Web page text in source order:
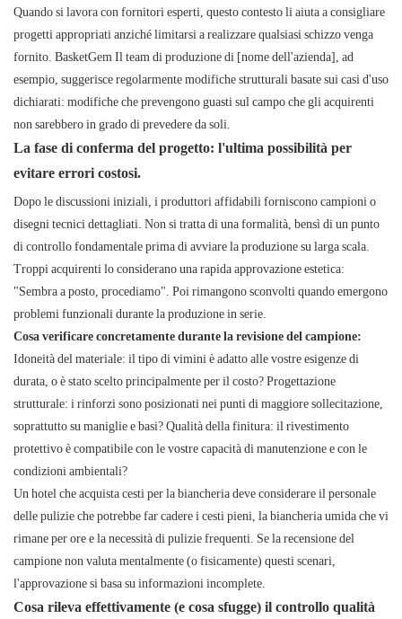
Quando si lavora con fornitori esperti, questo contesto li aiuta a consigliare
progetti appropriati anziché limitarsi a realizzare qualsiasi schizzo venga
fornito. BasketGem Il team di produzione di [nome dell'azienda], ad
esempio, suggerisce regolarmente modifiche strutturali basate sui casi d'uso
dichiarati: modifiche che prevengono guasti sul campo che gli acquirenti
non sarebbero in grado di prevedere da soli.
La fase di conferma del progetto: l'ultima possibilità per
evitare errori costosi.
Dopo le discussioni iniziali, i produttori affidabili forniscono campioni o
disegni tecnici dettagliati. Non si tratta di una formalità, bensì di un punto
di controllo fondamentale prima di avviare la produzione su larga scala.
Troppi acquirenti lo considerano una rapida approvazione estetica:
"Sembra a posto, procediamo". Poi rimangono sconvolti quando emergono
problemi funzionali durante la produzione in serie.
Cosa verificare concretamente durante la revisione del campione:
Idoneità del materiale: il tipo di vimini è adatto alle vostre esigenze di
durata, o è stato scelto principalmente per il costo? Progettazione
strutturale: i rinforzi sono posizionati nei punti di maggiore sollecitazione,
soprattutto su maniglie e basi? Qualità della finitura: il rivestimento
protettivo è compatibile con le vostre capacità di manutenzione e con le
condizioni ambientali?
Un hotel che acquista cesti per la biancheria deve considerare il personale
delle pulizie che potrebbe far cadere i cesti pieni, la biancheria umida che vi
rimane per ore e la necessità di pulizie frequenti. Se la recensione del
campione non valuta mentalmente (o fisicamente) questi scenari,
l'approvazione si basa su informazioni incomplete.
Cosa rileva effettivamente (e cosa sfugge) il controllo qualità